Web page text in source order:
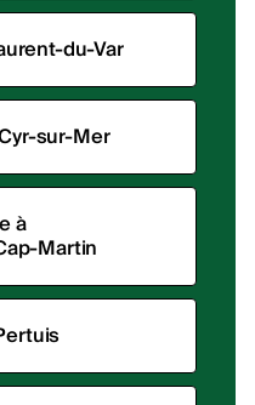
du-Var
sur-Mer
à
Martin